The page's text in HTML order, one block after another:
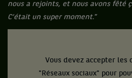
nous a rejoints, et nous avons fêté
C’était un super moment.”
Vous devez accepter les
"Réseaux sociaux" pour